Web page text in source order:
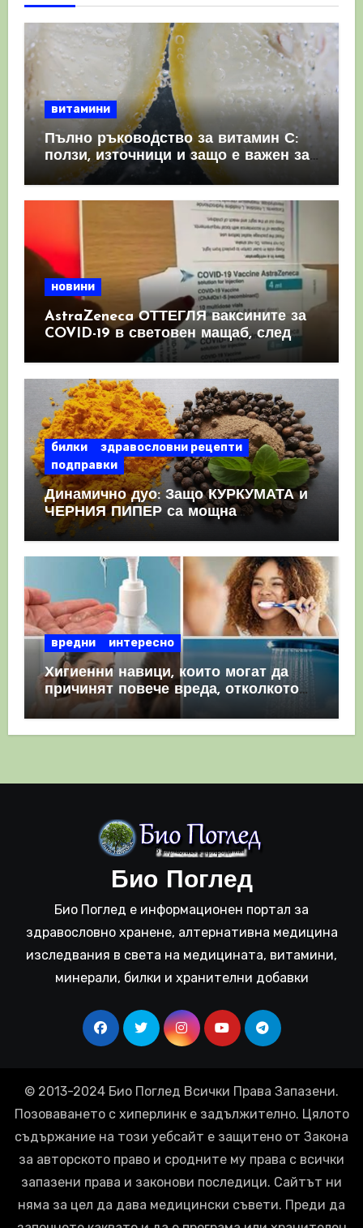
витамини
Пълно ръководство за витамин С:
ползи, източници и защо е важен за
имунната система
новини
AstraZeneca ОТТЕГЛЯ ваксините за
COVID-19 в световен мащаб, след
като призна, че те причиняват
билки
здравословни рецепти
подправки
Динамично дуо: Защо КУРКУМАТА и
ЧЕРНИЯ ПИПЕР са мощна
комбинация
вредни интересно
Хигиенни навици, които могат да
причинят повече вреда, отколкото
полза
Био Поглед
Био Поглед е информационен портал за
здравословно хранене, алтернативна медицина
изследвания в света на медицината, витамини,
минерали, билки и хранителни добавки
© 2013-2024 Био Поглед Всички Права Запазени.
Позоваването с хиперлинк е задължително. Цялото
съдържание на този уебсайт е защитено от Закона
за авторското право и сродните му права с всички
запазени права и законови последици. Сайтът ни
няма за цел да дава медицински съвети. Преди да